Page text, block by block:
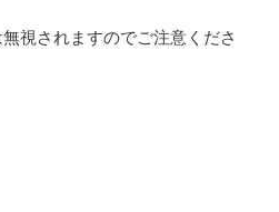
視されますのでご注意くださ